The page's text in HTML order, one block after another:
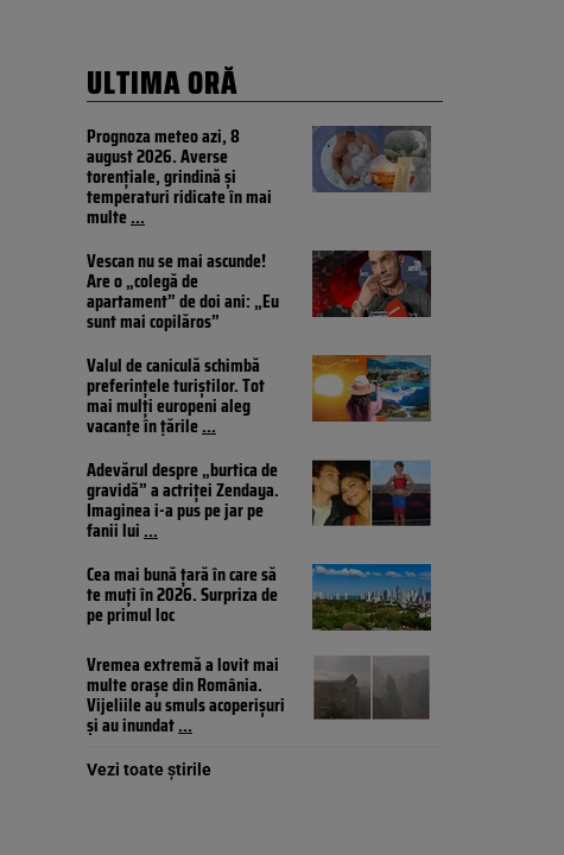
ULTIMA ORĂ
Prognoza meteo azi, 8
august 2026. Averse
torențiale, grindină și
temperaturi ridicate în mai
multe...
Vescan nu se mai ascunde!
Are o „colegă de
apartament” de doi ani: „Eu
sunt mai copilăros”
Valul de caniculă schimbă
preferințele turiștilor. Tot
mai mulți europeni aleg
vacanțe în țările...
Adevărul despre „burtica de
gravidă” a actriței Zendaya.
Imaginea i-a pus pe jar pe
fanii lui...
Cea mai bună țară în care să
te muți în 2026. Surpriza de
pe primul loc
Vremea extremă a lovit mai
multe orașe din România.
Vijeliile au smuls acoperișuri
și au inundat...
Vezi toate știrile